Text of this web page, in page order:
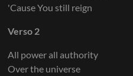
'Cause You still reign
Verso 2
All power all authority
Over the universe